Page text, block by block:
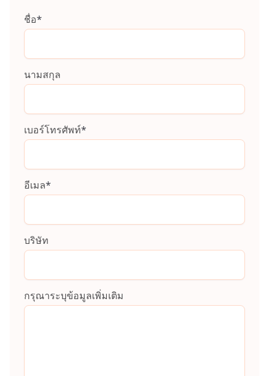
ชื่อ*
นามสกุล
เบอร์โทรศัพท์*
อีเมล*
บริษัท
กรุณาระบุข้อมูลเพิ่มเติม